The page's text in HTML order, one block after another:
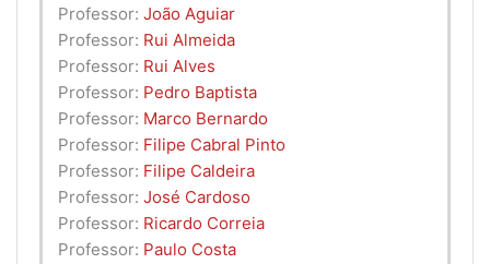
Professor: João Aguiar
Professor: Rui Almeida
Professor: Rui Alves
Professor: Pedro Baptista
Professor: Marco Bernardo
Professor: Filipe Cabral Pinto
Professor: Filipe Caldeira
Professor: José Cardoso
Professor: Ricardo Correia
Professor: Paulo Costa